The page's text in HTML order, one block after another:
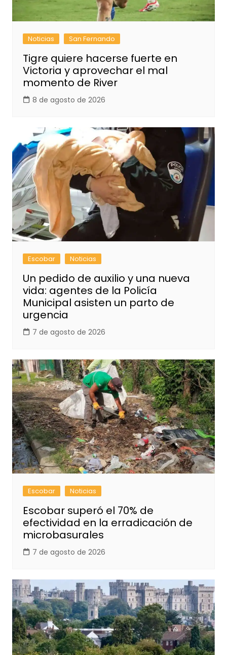
Noticias San Fernando
Tigre quiere hacerse fuerte en
Victoria y aprovechar el mal
momento de River
8 de agosto de 2026
Escobar Noticias
Un pedido de auxilio y una nueva
vida: agentes de la Policía
Municipal asisten un parto de
urgencia
7 de agosto de 2026
Escobar Noticias
Escobar superó el 70% de
efectividad en la erradicación de
microbasurales
7 de agosto de 2026